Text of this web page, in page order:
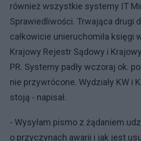
również wszystkie systemy IT
Sprawiedliwości. Trwająca drugi
całkowicie unieruchomiła księgi
Krajowy Rejestr Sądowy i
PR. Systemy padły wczoraj ok.
nie przywrócone. Wydziały KW i
stoją - napisał.
- Wysyłam pismo z żądaniem
o przyczynach awarii i jak jest